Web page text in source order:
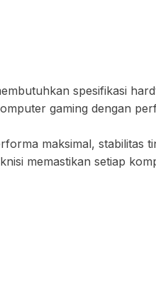
spesifikasi
gaming dengan
maksimal, stabilitas
memastikan setiap